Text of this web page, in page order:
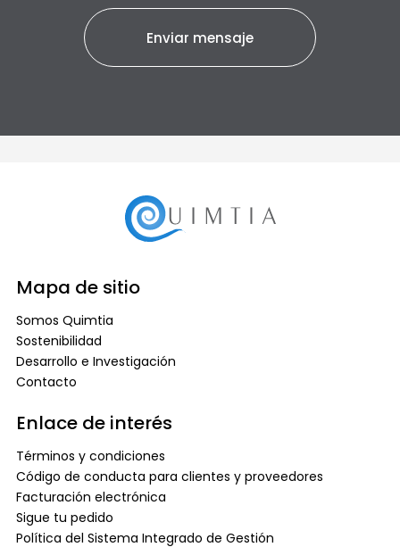
Mapa de sitio
Somos Quimtia
Sostenibilidad
Desarrollo e Investigación
Contacto
Enlace de interés
Términos y condiciones
Código de conducta para clientes y proveedores
Facturación electrónica
Sigue tu pedido
Política del Sistema Integrado de Gestión